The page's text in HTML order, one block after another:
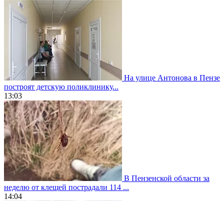
На улице Антонова в Пензе
построят детскую поликлинику...
13:03
В Пензенской области за
неделю от клещей пострадали 114 ...
14:04